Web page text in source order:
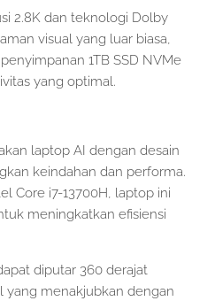
2.8K dan teknologi Dolby
visual yang luar biasa,
1TB SSD NVMe
yang optimal.
laptop AI dengan desain
keindahan dan performa.
Core i7-13700H, laptop ini
meningkatkan efisiensi
diputar 360 derajat
yang menakjubkan dengan